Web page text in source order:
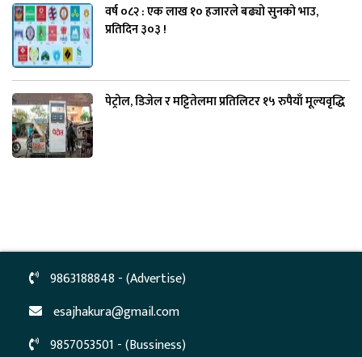
वर्ष ०८२ : एक लाख १० हजारले बढ्यो सुनको भाउ,
प्रतिदिन ३०३ !
पेट्रोल, डिजेल र मट्टितेलमा प्रतिलिटर १५ रुपैयाँ मूल्यवृद्धि
9863188848 - (Advertise)
esajhakura@gmail.com
9857053501 - (Bussiness)